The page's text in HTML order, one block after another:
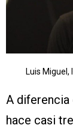
Luis
A diferencia
hace casi